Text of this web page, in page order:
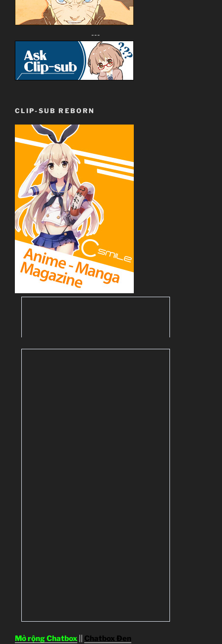
---
CLIP-SUB REBORN
Mở rộng Chatbox Chatbox Đen